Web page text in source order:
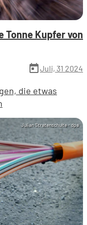
Tonne Kupfer von
todayJuli, 31 2024
die etwas
Julian Stratenschulte - dpa